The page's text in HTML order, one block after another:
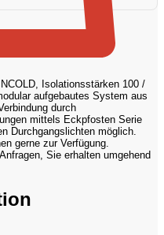
Isolationsstärken 100 /
aufgebautes System aus
durch
mittels Eckpfosten Serie
Durchgangslichten möglich.
gerne zur Verfügung.
Sie erhalten umgehend